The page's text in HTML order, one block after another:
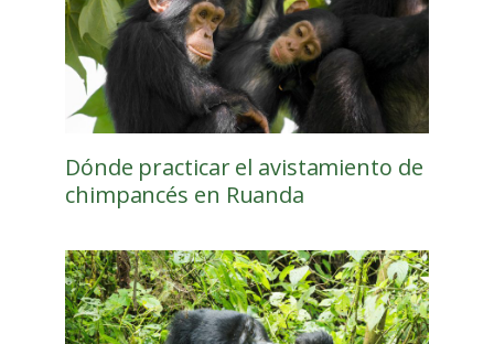
Dónde practicar el avistamiento de
chimpancés en Ruanda